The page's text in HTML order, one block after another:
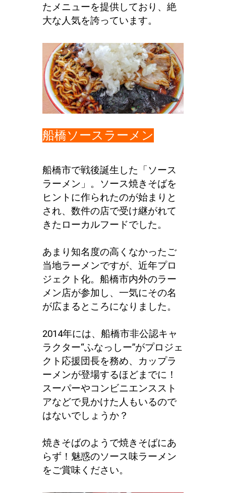
たメニューを提供しており、絶
大な人気を誇っています。
船橋ソースラーメン
船橋市で戦後誕生した「ソース
ラーメン」。ソース焼きそばを
ヒントに作られたのが始まりと
され、数件の店で受け継がれて
きたローカルフードでした。
あまり知名度の高くなかったご
当地ラーメンですが、近年プロ
ジェクト化。船橋市内外のラー
メン店が参加し、一気にその名
が広まるところになりました。
2014年には、船橋市非公認キャ
ラクター“ふなっしー”がプロジェ
クト応援団長を務め、カップラ
ーメンが登場するほどまでに！
スーパーやコンビニエンススト
アなどで見かけた人もいるので
はないでしょうか？
焼きそばのようで焼きそばにあ
らず！魅惑のソース味ラーメン
をご賞味ください。